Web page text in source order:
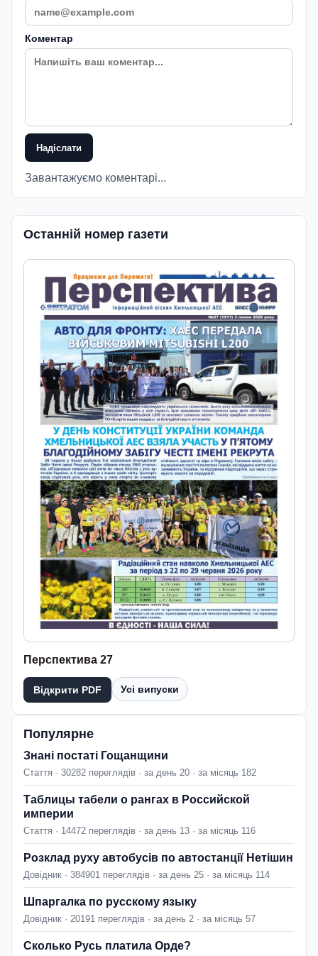
Коментар
Надіслати
Завантажуємо коментарі...
Останній номер газети
Перспектива 27
Відкрити PDF Усі випуски
Популярне
Знані постаті Гощанщини
Стаття · 30282 переглядів · за день 20 · за місяць 182
Таблицы табели о рангах в Российской
империи
Стаття · 14472 переглядів · за день 13 · за місяць 116
Розклад руху автобусів по автостанції Нетішин
Довідник · 384901 переглядів · за день 25 · за місяць 114
Шпаргалка по русскому языку
Довідник · 20191 переглядів · за день 2 · за місяць 57
Сколько Русь платила Орде?